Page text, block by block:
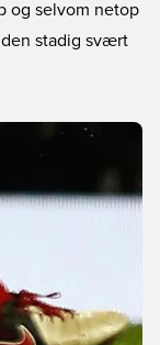
og selvom netop
stadig svært